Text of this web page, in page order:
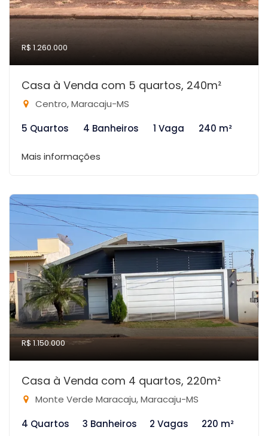
R$ 1.260.000
Casa à Venda com 5 quartos, 240m²
Centro, Maracaju-MS
5 Quartos
4 Banheiros 1 Vaga 240 m²
Mais informações
R$ 1.150.000
Casa à Venda com 4 quartos, 220m²
Monte Verde Maracaju, Maracaju-MS
4 Quartos
3 Banheiros 2 Vagas 220 m²